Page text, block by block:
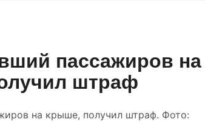
пассажиров на
штраф